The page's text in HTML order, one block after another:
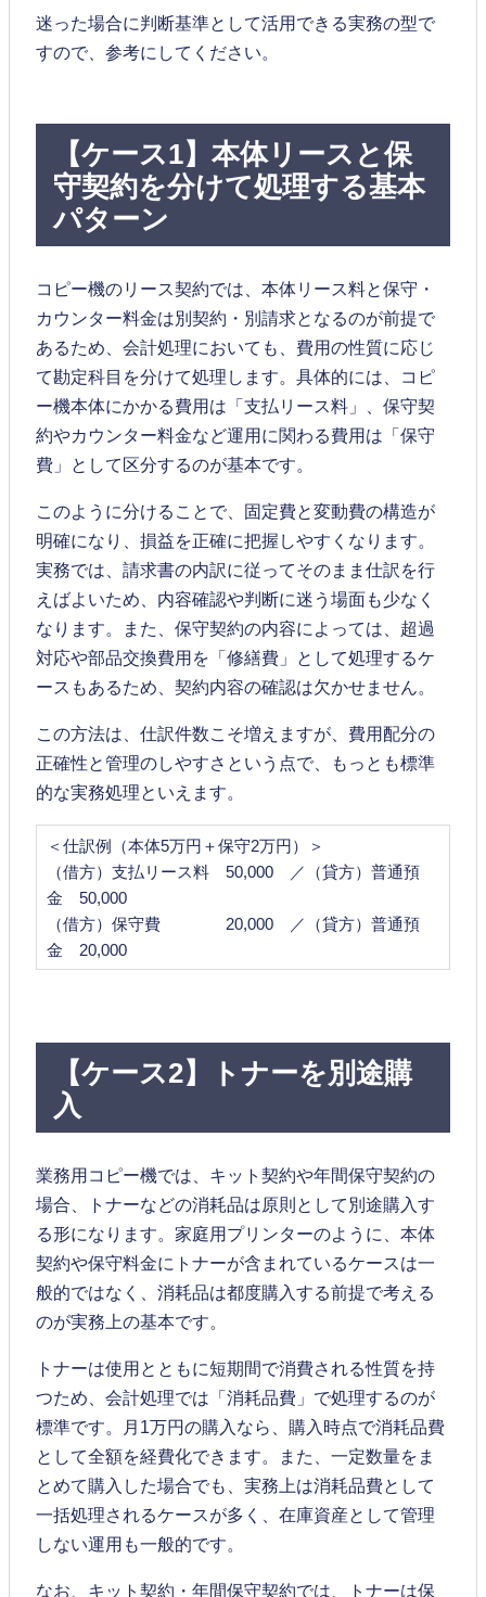
迷った場合に判断基準として活用できる実務の型で
すので、参考にしてください。
【ケース1】本体リースと保
守契約を分けて処理する基本
パターン
コピー機のリース契約では、本体リース料と保守・
カウンター料金は別契約・別請求となるのが前提で
あるため、会計処理においても、費用の性質に応じ
て勘定科目を分けて処理します。具体的には、コピ
ー機本体にかかる費用は「支払リース料」、保守契
約やカウンター料金など運用に関わる費用は「保守
費」として区分するのが基本です。
このように分けることで、固定費と変動費の構造が
明確になり、損益を正確に把握しやすくなります。
実務では、請求書の内訳に従ってそのまま仕訳を行
えばよいため、内容確認や判断に迷う場面も少なく
なります。また、保守契約の内容によっては、超過
対応や部品交換費用を「修繕費」として処理するケ
ースもあるため、契約内容の確認は欠かせません。
この方法は、仕訳件数こそ増えますが、費用配分の
正確性と管理のしやすさという点で、もっとも標準
的な実務処理といえます。
＜仕訳例（本体5万円＋保守2万円）＞
（借方）支払リース料 50,000 ／（貸方）普通預
金 50,000
（借方）保守費 20,000 ／（貸方）普通預
金 20,000
【ケース2】トナーを別途購
入
業務用コピー機では、キット契約や年間保守契約の
場合、トナーなどの消耗品は原則として別途購入す
る形になります。家庭用プリンターのように、本体
契約や保守料金にトナーが含まれているケースは一
般的ではなく、消耗品は都度購入する前提で考える
のが実務上の基本です。
トナーは使用とともに短期間で消費される性質を持
つため、会計処理では「消耗品費」で処理するのが
標準です。月1万円の購入なら、購入時点で消耗品費
として全額を経費化できます。また、一定数量をま
とめて購入した場合でも、実務上は消耗品費として
一括処理されるケースが多く、在庫資産として管理
しない運用も一般的です。
なお、キット契約・年間保守契約では、トナーは保